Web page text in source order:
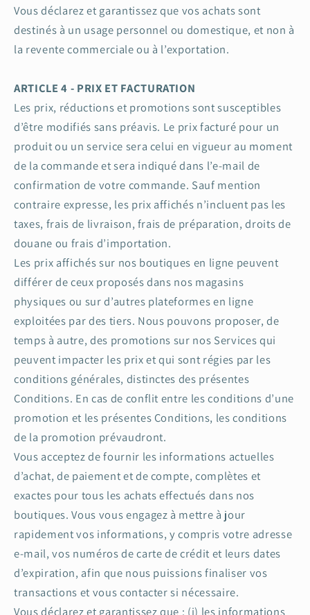
Vous déclarez et garantissez que vos achats sont
destinés à un usage personnel ou domestique, et non à
la revente commerciale ou à l’exportation.
ARTICLE 4 - PRIX ET FACTURATION
Les prix, réductions et promotions sont susceptibles
d’être modifiés sans préavis. Le prix facturé pour un
produit ou un service sera celui en vigueur au moment
de la commande et sera indiqué dans l’e-mail de
confirmation de votre commande. Sauf mention
contraire expresse, les prix affichés n’incluent pas les
taxes, frais de livraison, frais de préparation, droits de
douane ou frais d’importation.
Les prix affichés sur nos boutiques en ligne peuvent
différer de ceux proposés dans nos magasins
physiques ou sur d’autres plateformes en ligne
exploitées par des tiers. Nous pouvons proposer, de
temps à autre, des promotions sur nos Services qui
peuvent impacter les prix et qui sont régies par les
conditions générales, distinctes des présentes
Conditions. En cas de conflit entre les conditions d’une
promotion et les présentes Conditions, les conditions
de la promotion prévaudront.
Vous acceptez de fournir les informations actuelles
d’achat, de paiement et de compte, complètes et
exactes pour tous les achats effectués dans nos
boutiques. Vous vous engagez à mettre à jour
rapidement vos informations, y compris votre adresse
e-mail, vos numéros de carte de crédit et leurs dates
d’expiration, afin que nous puissions finaliser vos
transactions et vous contacter si nécessaire.
Vous déclarez et garantissez que : (i) les informations